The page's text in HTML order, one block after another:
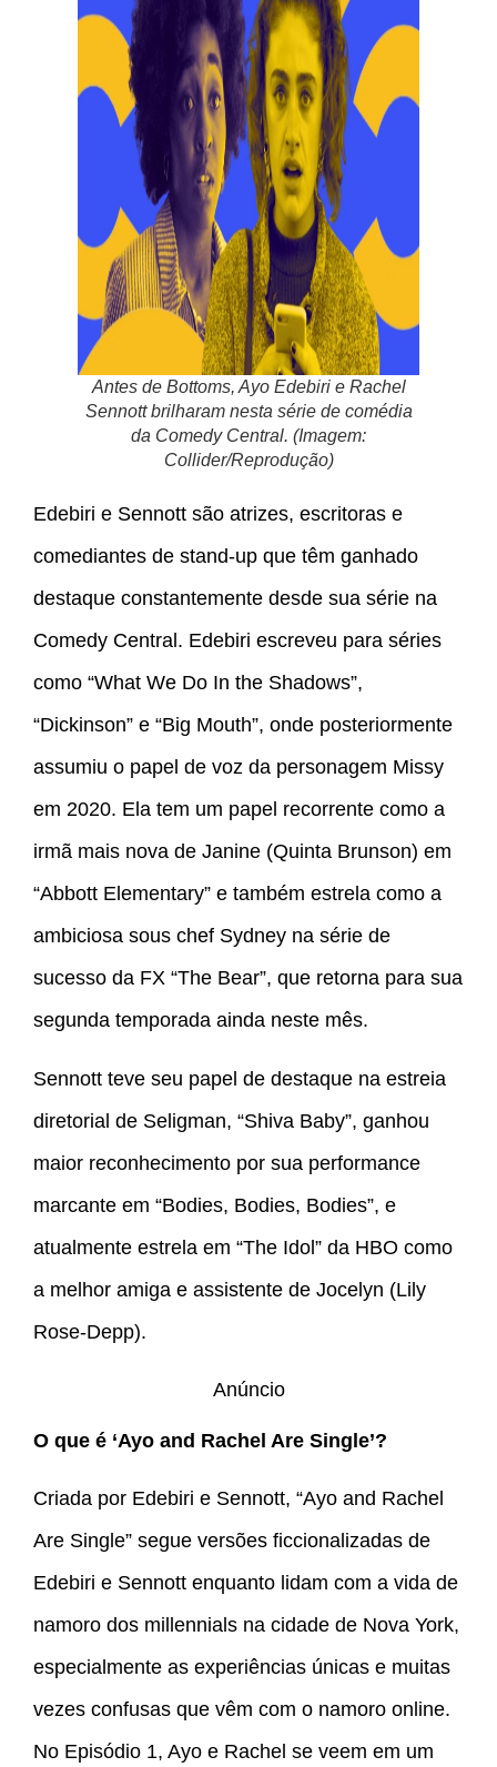
Antes de Bottoms, Ayo Edebiri e Rachel
Sennott brilharam nesta série de comédia
da Comedy Central. (Imagem:
Collider/Reprodução)
Edebiri e Sennott são atrizes, escritoras e
comediantes de stand-up que têm ganhado
destaque constantemente desde sua série na
Comedy Central. Edebiri escreveu para séries
como “What We Do In the Shadows”,
“Dickinson” e “Big Mouth”, onde posteriormente
assumiu o papel de voz da personagem Missy
em 2020. Ela tem um papel recorrente como a
irmã mais nova de Janine (Quinta Brunson) em
“Abbott Elementary” e também estrela como a
ambiciosa sous chef Sydney na série de
sucesso da FX “The Bear”, que retorna para sua
segunda temporada ainda neste mês.
Sennott teve seu papel de destaque na estreia
diretorial de Seligman, “Shiva Baby”, ganhou
maior reconhecimento por sua performance
marcante em “Bodies, Bodies, Bodies”, e
atualmente estrela em “The Idol” da HBO como
a melhor amiga e assistente de Jocelyn (Lily
Rose-Depp).
Anúncio
O que é ‘Ayo and Rachel Are Single’?
Criada por Edebiri e Sennott, “Ayo and Rachel
Are Single” segue versões ficcionalizadas de
Edebiri e Sennott enquanto lidam com a vida de
namoro dos millennials na cidade de Nova York,
especialmente as experiências únicas e muitas
vezes confusas que vêm com o namoro online.
No Episódio 1, Ayo e Rachel se veem em um